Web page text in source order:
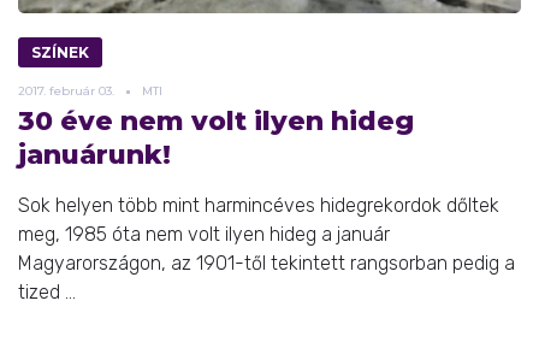
SZÍNEK
2017. február 03. MTI
30 éve nem volt ilyen hideg
januárunk!
Sok helyen több mint harmincéves hidegrekordok dőltek
meg, 1985 óta nem volt ilyen hideg a január
Magyarországon, az 1901-től tekintett rangsorban pedig a
tized ...